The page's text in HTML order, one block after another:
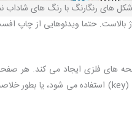
های رنگارنگ با رنگ های
بالاست. حتما ویدئوهایی از چاپ
های فلزی ایجاد می کند. هر